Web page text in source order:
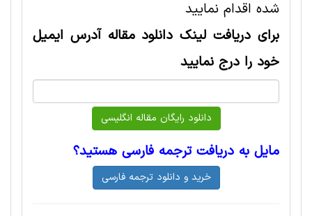
شده اقدام نمایید
برای دریافت لینک دانلود مقاله آدرس ایمیل
خود را درج نمایید
مایل به دریافت ترجمه فارسی هستید؟